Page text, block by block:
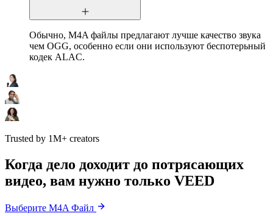
Обычно, M4A файлы предлагают лучше качество звука
чем OGG, особенно если они используют беспотерьный
кодек ALAC.
Trusted by 1M+ creators
Когда дело доходит до потрясающих
видео, вам нужно только VEED
Выберите M4A Файл